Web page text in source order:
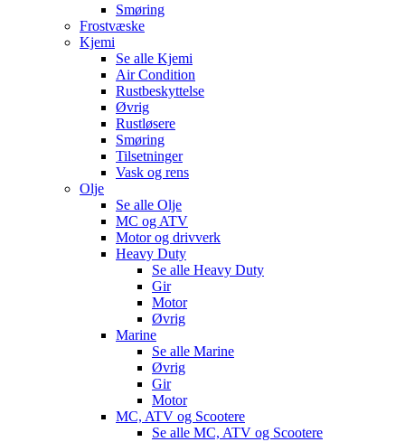
Smøring
Frostvæske
Kjemi
Se alle Kjemi
Air Condition
Rustbeskyttelse
Øvrig
Rustløsere
Smøring
Tilsetninger
Vask og rens
Olje
Se alle Olje
MC og ATV
Motor og drivverk
Heavy Duty
Se alle Heavy Duty
Gir
Motor
Øvrig
Marine
Se alle Marine
Øvrig
Gir
Motor
MC, ATV og Scootere
Se alle MC, ATV og Scootere